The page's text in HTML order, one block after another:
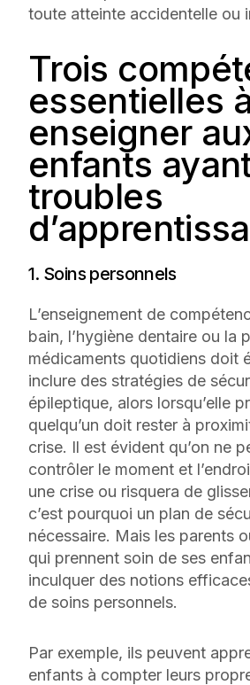
toute atteinte accidentelle ou
Trois
essentielles
enseigner
enfants
troubles
1. Soins personnels
L’enseignement de
bain, l’hygiène dentaire ou la
médicaments quotidiens doit
inclure des stratégies de
épileptique, alors lorsqu’elle
quelqu’un doit rester à
crise. Il est évident qu’on ne
contrôler le moment et
une crise ou risquera de
c’est pourquoi un plan de
nécessaire. Mais les parents
qui prennent soin de ses
inculquer des notions
de soins personnels.
Par exemple, ils peuvent
enfants à compter leurs